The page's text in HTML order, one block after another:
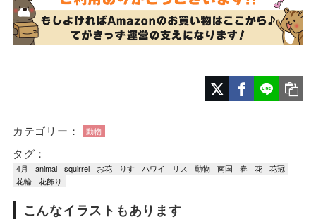
カテゴリー： 動物
タグ：
4月 animal squirrel お花 りす ハワイ リス 動物 南国 春 花
花冠
花輪
花飾り
こんなイラストもあります